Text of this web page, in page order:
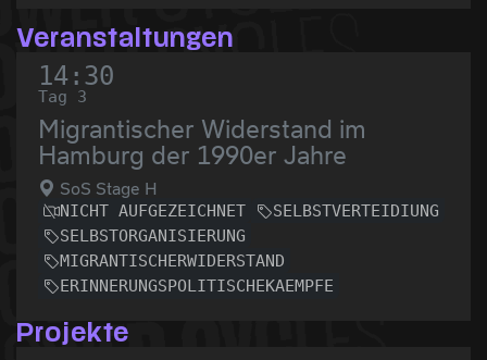
Veranstaltungen
14:30
Tag 3
Migrantischer Widerstand im
Hamburg der 1990er Jahre
SoS Stage H
NICHT AUFGEZEICHNET
SELBSTVERTEIDIUNG
SELBSTORGANISIERUNG
MIGRANTISCHERWIDERSTAND
ERINNERUNGSPOLITISCHEKAEMPFE
Projekte